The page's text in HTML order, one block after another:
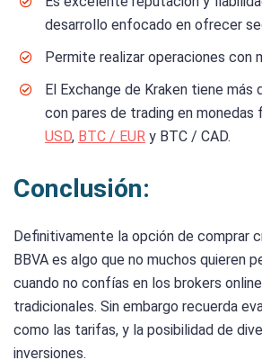
desarrollo enfocado en ofrecer
Permite realizar operaciones con
El Exchange de Kraken tiene más
con pares de trading en monedas
USD, BTC / EUR y BTC / CAD.
Conclusión:
Definitivamente la opción de comprar
BBVA es algo que no muchos quieren
cuando no confías en los brokers
tradicionales. Sin embargo recuerda
como las tarifas, y la posibilidad de
inversiones.